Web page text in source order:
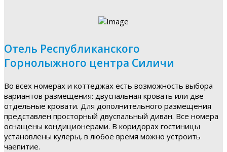
Отель Республиканского
Горнолыжного центра Силичи
Во всех номерах и коттеджах есть возможность выбора
вариантов размещения: двуспальная кровать или две
отдельные кровати. Для дополнительного размещения
представлен просторный двуспальный диван. Все номера
оснащены кондиционерами. В коридорах гостиницы
установлены кулеры, в любое время можно устроить
чаепитие.